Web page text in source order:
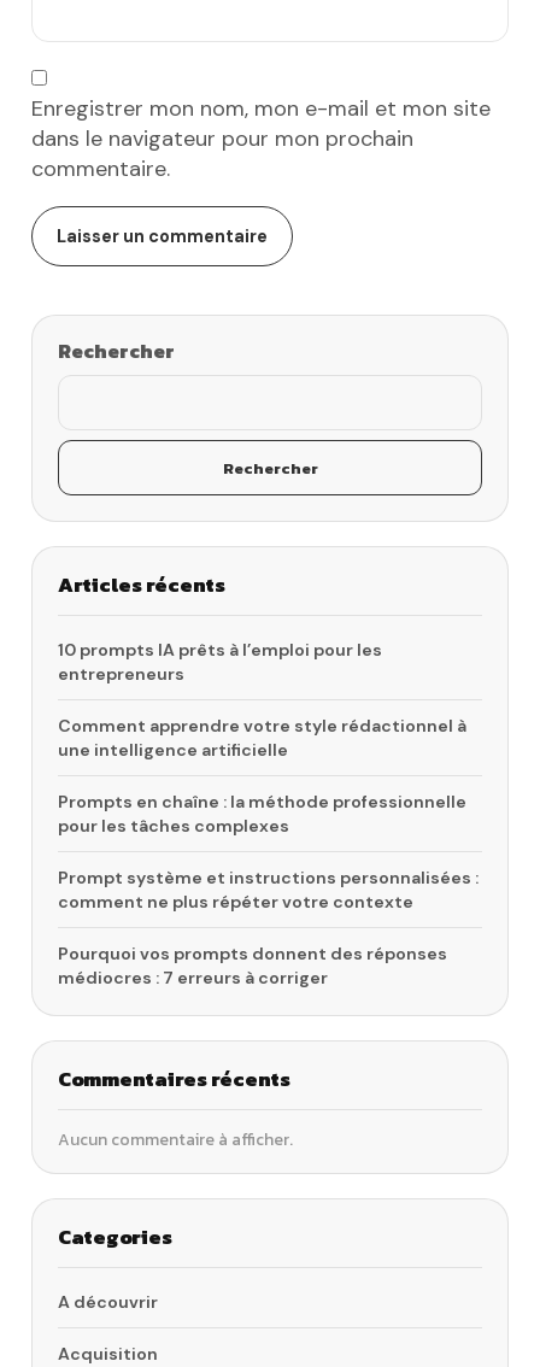
Enregistrer mon nom, mon e-mail et mon site
dans le navigateur pour mon prochain
commentaire.
Rechercher
Rechercher
Articles récents
10 prompts IA prêts à l’emploi pour les
entrepreneurs
Comment apprendre votre style rédactionnel à
une intelligence artificielle
Prompts en chaîne : la méthode professionnelle
pour les tâches complexes
Prompt système et instructions personnalisées :
comment ne plus répéter votre contexte
Pourquoi vos prompts donnent des réponses
médiocres : 7 erreurs à corriger
Commentaires récents
Aucun commentaire à afficher.
Categories
A découvrir
Acquisition